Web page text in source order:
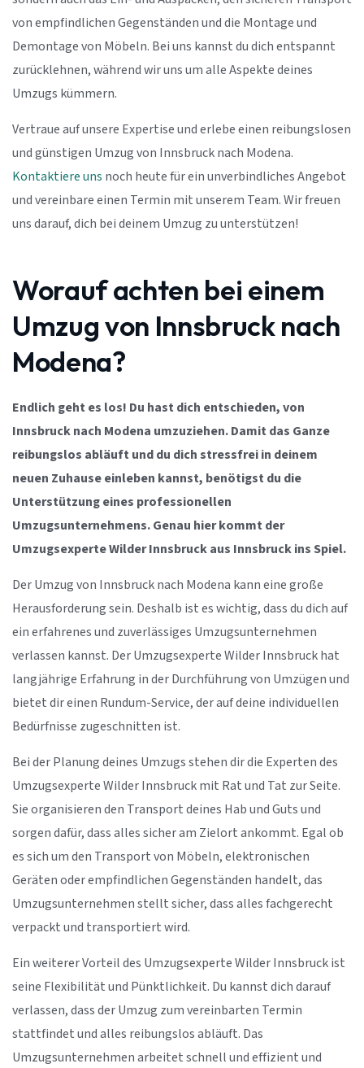
von empfindlichen Gegenständen und die Montage und
Demontage von Möbeln. Bei uns kannst du dich entspannt
zurücklehnen, während wir uns um alle Aspekte deines
Umzugs kümmern.
Vertraue auf unsere Expertise und erlebe einen reibungslosen
und günstigen Umzug von Innsbruck nach Modena.
Kontaktiere uns noch heute für ein unverbindliches Angebot
und vereinbare einen Termin mit unserem Team. Wir freuen
uns darauf, dich bei deinem Umzug zu unterstützen!
Worauf achten bei einem
Umzug von Innsbruck nach
Modena?
Endlich geht es los! Du hast dich entschieden, von
Innsbruck nach Modena umzuziehen. Damit das Ganze
reibungslos abläuft und du dich stressfrei in deinem
neuen Zuhause einleben kannst, benötigst du die
Unterstützung eines professionellen
Umzugsunternehmens. Genau hier kommt der
Umzugsexperte Wilder Innsbruck aus Innsbruck ins Spiel.
Der Umzug von Innsbruck nach Modena kann eine große
Herausforderung sein. Deshalb ist es wichtig, dass du dich auf
ein erfahrenes und zuverlässiges Umzugsunternehmen
verlassen kannst. Der Umzugsexperte Wilder Innsbruck hat
langjährige Erfahrung in der Durchführung von Umzügen und
bietet dir einen Rundum-Service, der auf deine individuellen
Bedürfnisse zugeschnitten ist.
Bei der Planung deines Umzugs stehen dir die Experten des
Umzugsexperte Wilder Innsbruck mit Rat und Tat zur Seite.
Sie organisieren den Transport deines Hab und Guts und
sorgen dafür, dass alles sicher am Zielort ankommt. Egal ob
es sich um den Transport von Möbeln, elektronischen
Geräten oder empfindlichen Gegenständen handelt, das
Umzugsunternehmen stellt sicher, dass alles fachgerecht
verpackt und transportiert wird.
Ein weiterer Vorteil des Umzugsexperte Wilder Innsbruck ist
seine Flexibilität und Pünktlichkeit. Du kannst dich darauf
verlassen, dass der Umzug zum vereinbarten Termin
stattfindet und alles reibungslos abläuft. Das
Umzugsunternehmen arbeitet schnell und effizient und